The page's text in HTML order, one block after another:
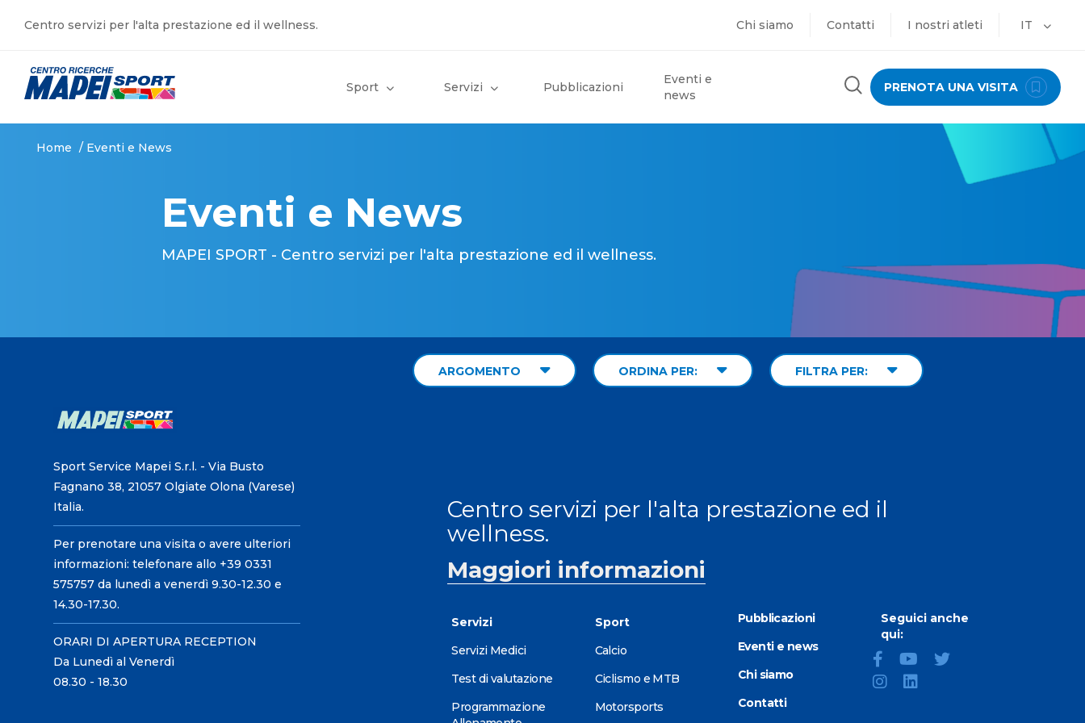
Centro servizi per l'alta prestazione ed il wellness. Chi siamo Contatti I nostri atleti IT
Sport Servizi Pubblicazioni
Eventi e
news
PRENOTA UNA VISITA
Home / Eventi e News
Eventi e News
MAPEI SPORT - Centro servizi per l'alta prestazione ed il wellness.
ARGOMENTO ORDINA PER: FILTRA PER:
Sport Service Mapei S.r.l. - Via Busto
Fagnano 38, 21057 Olgiate Olona (Varese)
Italia.
Per prenotare una visita o avere ulteriori
informazioni: telefonare allo +39 0331
575757 da lunedì a venerdì 9.30-12.30 e
14.30-17.30.
ORARI DI APERTURA RECEPTION
Da Lunedì al Venerdì
08.30 - 18.30
Centro servizi per l'alta prestazione ed il
wellness.
Maggiori informazioni
Servizi
Servizi Medici
Test di valutazione
Programmazione
Sport
Calcio
Ciclismo e MTB
Motorsports
Pubblicazioni
Eventi e news
Chi siamo
Contatti
Seguici anche
qui: